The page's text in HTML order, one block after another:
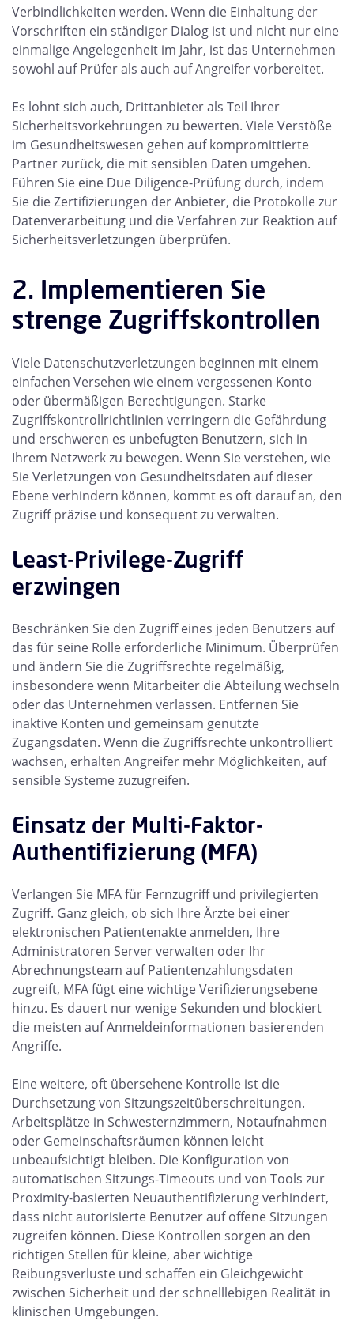
Verbindlichkeiten werden. Wenn die Einhaltung der
Vorschriften ein ständiger Dialog ist und nicht nur eine
einmalige Angelegenheit im Jahr, ist das Unternehmen
sowohl auf Prüfer als auch auf Angreifer vorbereitet.
Es lohnt sich auch, Drittanbieter als Teil Ihrer
Sicherheitsvorkehrungen zu bewerten. Viele Verstöße
im Gesundheitswesen gehen auf kompromittierte
Partner zurück, die mit sensiblen Daten umgehen.
Führen Sie eine Due Diligence-Prüfung durch, indem
Sie die Zertifizierungen der Anbieter, die Protokolle zur
Datenverarbeitung und die Verfahren zur Reaktion auf
Sicherheitsverletzungen überprüfen.
2. Implementieren Sie
strenge Zugriffskontrollen
Viele Datenschutzverletzungen beginnen mit einem
einfachen Versehen wie einem vergessenen Konto
oder übermäßigen Berechtigungen. Starke
Zugriffskontrollrichtlinien verringern die Gefährdung
und erschweren es unbefugten Benutzern, sich in
Ihrem Netzwerk zu bewegen. Wenn Sie verstehen, wie
Sie Verletzungen von Gesundheitsdaten auf dieser
Ebene verhindern können, kommt es oft darauf an, den
Zugriff präzise und konsequent zu verwalten.
Least-Privilege-Zugriff
erzwingen
Beschränken Sie den Zugriff eines jeden Benutzers auf
das für seine Rolle erforderliche Minimum. Überprüfen
und ändern Sie die Zugriffsrechte regelmäßig,
insbesondere wenn Mitarbeiter die Abteilung wechseln
oder das Unternehmen verlassen. Entfernen Sie
inaktive Konten und gemeinsam genutzte
Zugangsdaten. Wenn die Zugriffsrechte unkontrolliert
wachsen, erhalten Angreifer mehr Möglichkeiten, auf
sensible Systeme zuzugreifen.
Einsatz der Multi-Faktor-
Authentifizierung (MFA)
Verlangen Sie MFA für Fernzugriff und privilegierten
Zugriff. Ganz gleich, ob sich Ihre Ärzte bei einer
elektronischen Patientenakte anmelden, Ihre
Administratoren Server verwalten oder Ihr
Abrechnungsteam auf Patientenzahlungsdaten
zugreift, MFA fügt eine wichtige Verifizierungsebene
hinzu. Es dauert nur wenige Sekunden und blockiert
die meisten auf Anmeldeinformationen basierenden
Angriffe.
Eine weitere, oft übersehene Kontrolle ist die
Durchsetzung von Sitzungszeitüberschreitungen.
Arbeitsplätze in Schwesternzimmern, Notaufnahmen
oder Gemeinschaftsräumen können leicht
unbeaufsichtigt bleiben. Die Konfiguration von
automatischen Sitzungs-Timeouts und von Tools zur
Proximity-basierten Neuauthentifizierung verhindert,
dass nicht autorisierte Benutzer auf offene Sitzungen
zugreifen können. Diese Kontrollen sorgen an den
richtigen Stellen für kleine, aber wichtige
Reibungsverluste und schaffen ein Gleichgewicht
zwischen Sicherheit und der schnelllebigen Realität in
klinischen Umgebungen.